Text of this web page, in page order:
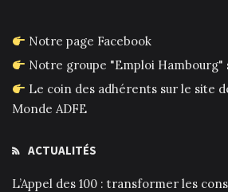
Notre page Facebook
Notre groupe "Emploi Hambourg"
Le coin des adhérents sur le site
Monde ADFE
ACTUALITÉS
L’Appel des 100 : transformer les